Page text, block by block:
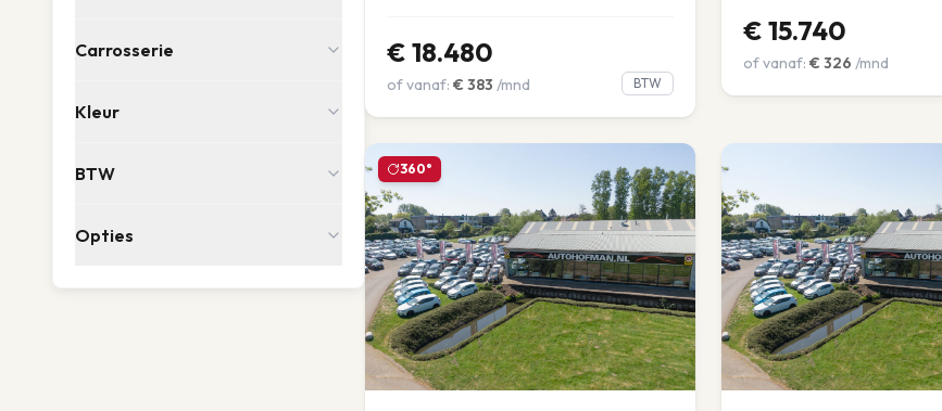
Carrosserie
Kleur
BTW
Opties
€ 18.480
of vanaf: € 383 /mnd BTW
€ 15.740
of vanaf: € 326 /mnd
360°